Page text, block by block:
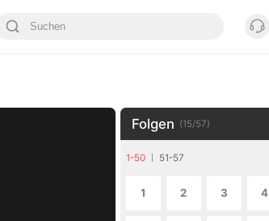
Folgen (15/57)
1-50 51-57
1 2 3 4